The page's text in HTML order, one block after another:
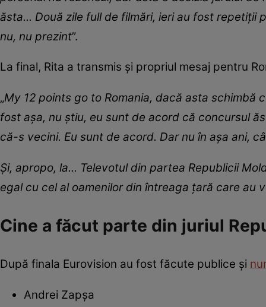
ăsta... Două zile full de filmări, ieri au fost repetiții
nu, nu prezint”.
La final, Rita a transmis și propriul mesaj pentru
„My 12 points go to Romania, dacă asta schimbă
fost așa, nu știu, eu sunt de acord că concursul
că-s vecini. Eu sunt de acord. Dar nu în așa ani,
Și, apropo, la... Televotul din partea Republicii
egal cu cel al oamenilor din întreaga țară care au
Cine a făcut parte din juriul
După finala Eurovision au fost făcute publice și
Andrei Zapșa